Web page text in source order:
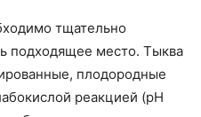
тщательно
подходящее место. Тыква
плодородные
реакцией (pH